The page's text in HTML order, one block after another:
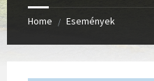
Home / Események